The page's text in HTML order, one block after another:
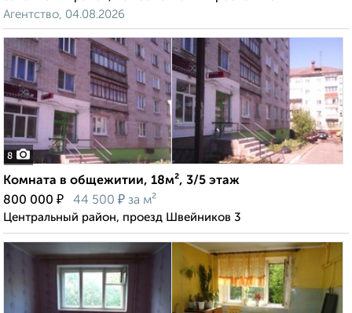
Агентство, 04.08.2026
8
Комната в общежитии, 18м², 3/5 этаж
800 000 ₽ 44 500 ₽ за м²
Центральный район, проезд Швейников 3